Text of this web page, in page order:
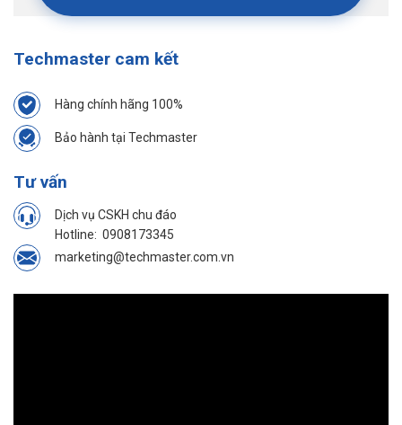
Techmaster cam kết
Hàng chính hãng 100%
Bảo hành tại Techmaster
Tư vấn
Dịch vụ CSKH chu đáo
Hotline: 0908173345
marketing@techmaster.com.vn